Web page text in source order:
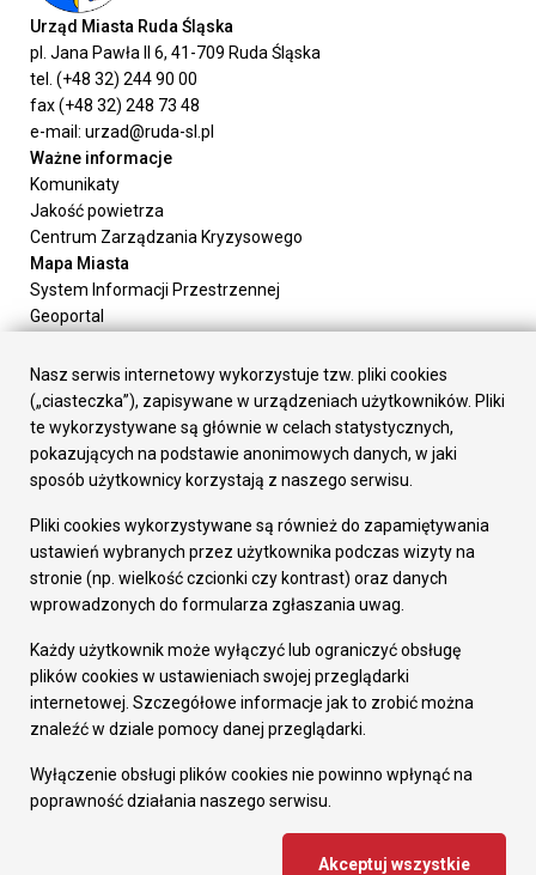
Urząd Miasta Ruda Śląska
pl. Jana Pawła II 6, 41-709 Ruda Śląska
tel. (+48 32) 244 90 00
fax (+48 32) 248 73 48
e-mail: urzad@ruda-sl.pl
Ważne informacje
Komunikaty
Jakość powietrza
Centrum Zarządzania Kryzysowego
Mapa Miasta
System Informacji Przestrzennej
Geoportal
Załatw sprawę
Prezydent Miasta
Rada Miasta
Wydziały
Elektroniczna Skrzynka Podawcza
Gospodarka
Fundusze europejskie
Środki krajowe
Oferty inwestycyjne
Pozostałe
Deklaracja dostępności
Dane osobowe
Dodaj opinię o witrynie
Nasz serwis internetowy wykorzystuje tzw. pliki cookies
(„ciasteczka”), zapisywane w urządzeniach użytkowników. Pliki
te wykorzystywane są głównie w celach statystycznych,
pokazujących na podstawie anonimowych danych, w jaki
sposób użytkownicy korzystają z naszego serwisu.
Pliki cookies wykorzystywane są również do zapamiętywania
ustawień wybranych przez użytkownika podczas wizyty na
stronie (np. wielkość czcionki czy kontrast) oraz danych
wprowadzonych do formularza zgłaszania uwag.
Każdy użytkownik może wyłączyć lub ograniczyć obsługę
plików cookies w ustawieniach swojej przeglądarki
internetowej. Szczegółowe informacje jak to zrobić można
znaleźć w dziale pomocy danej przeglądarki.
Wyłączenie obsługi plików cookies nie powinno wpłynąć na
poprawność działania naszego serwisu.
Akceptuj wszystkie